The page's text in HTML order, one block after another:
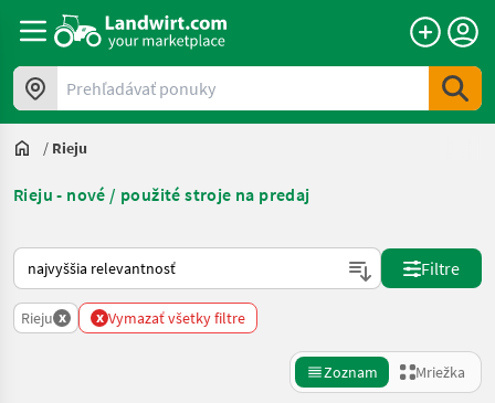
Prehľadávať ponuky
/ Rieju
Rieju - nové / použité stroje na predaj
Takto sa vykonáva triedenie na Landwirt.com
Filtre
Rieju x x Vymazať všetky filtre
Zoznam Mriežka